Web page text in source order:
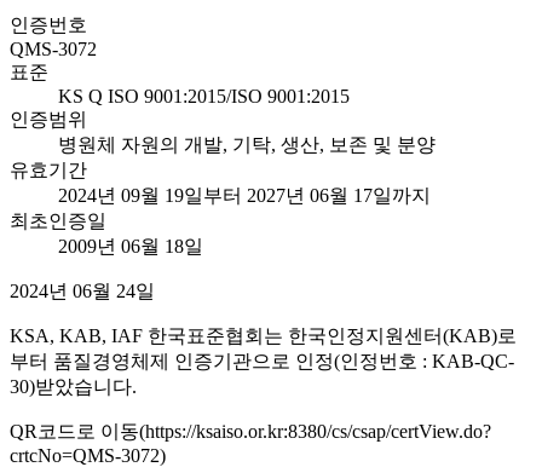
인증번호
QMS-3072
표준
KS Q ISO 9001:2015/ISO 9001:2015
인증범위
병원체 자원의 개발, 기탁, 생산, 보존 및 분양
유효기간
2024년 09월 19일부터 2027년 06월 17일까지
최초인증일
2009년 06월 18일
2024년 06월 24일
KSA, KAB, IAF 한국표준협회는 한국인정지원센터(KAB)로
부터 품질경영체제 인증기관으로 인정(인정번호 : KAB-QC-
30)받았습니다.
QR코드로 이동(https://ksaiso.or.kr:8380/cs/csap/certView.do?
crtcNo=QMS-3072)